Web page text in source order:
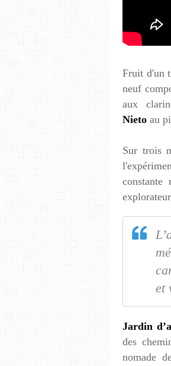
Fruit d'un
neuf
aux
Nieto au
Sur trois
constante
et
Jardin
des
nomade